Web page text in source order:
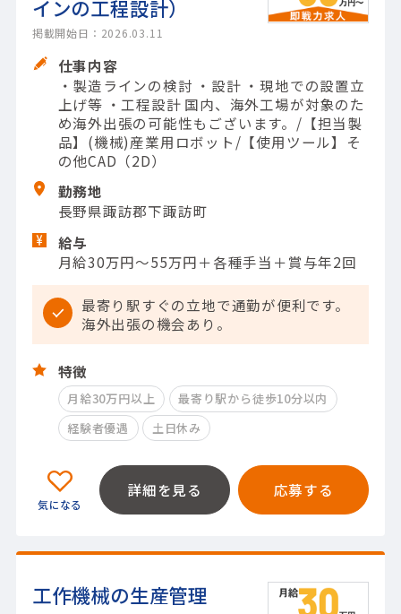
インの工程設計）
掲載開始日：2026.03.11
仕事内容
・製造ラインの検討 ・設計 ・現地での設置立
上げ等 ・工程設計 国内、海外工場が対象のた
め海外出張の可能性もございます。/【担当製
品】(機械)産業用ロボット/【使用ツール】そ
の他CAD（2D）
勤務地
長野県諏訪郡下諏訪町
給与
月給30万円～55万円＋各種手当＋賞与年2回
最寄り駅すぐの立地で通勤が便利です。
海外出張の機会あり。
特徴
月給30万円以上
最寄り駅から徒歩10分以内
経験者優遇
土日休み
詳細を見る 応募する
工作機械の生産管理